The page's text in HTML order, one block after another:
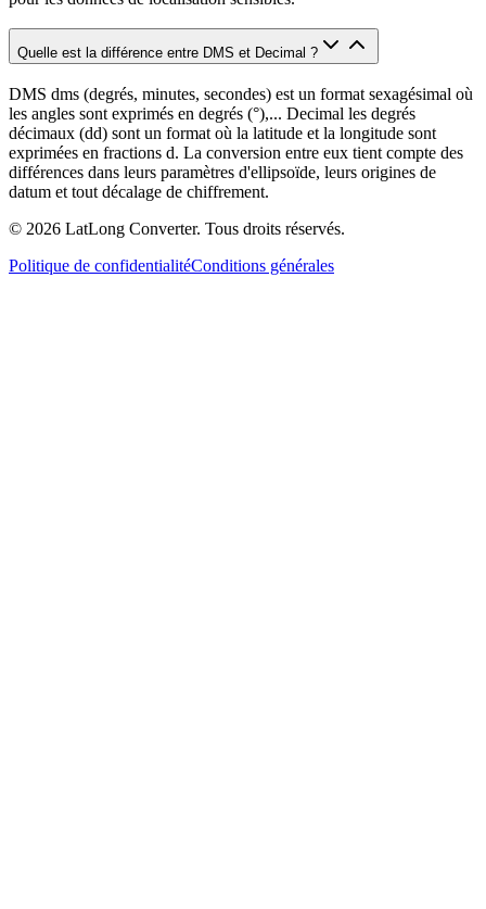
Quelle est la différence entre DMS et Decimal ?
DMS dms (degrés, minutes, secondes) est un format sexagésimal où
les angles sont exprimés en degrés (°),... Decimal les degrés
décimaux (dd) sont un format où la latitude et la longitude sont
exprimées en fractions d. La conversion entre eux tient compte des
différences dans leurs paramètres d'ellipsoïde, leurs origines de
datum et tout décalage de chiffrement.
© 2026 LatLong Converter. Tous droits réservés.
Politique de confidentialitéConditions générales